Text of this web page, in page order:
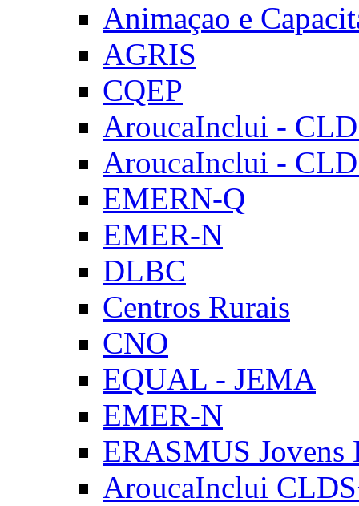
Animaçao e
AGRIS
CQEP
AroucaInclui -
AroucaInclui -
EMERN-Q
EMER-N
DLBC
Centros Rurais
CNO
EQUAL - JEMA
EMER-N
ERASMUS Jovens
AroucaInclui